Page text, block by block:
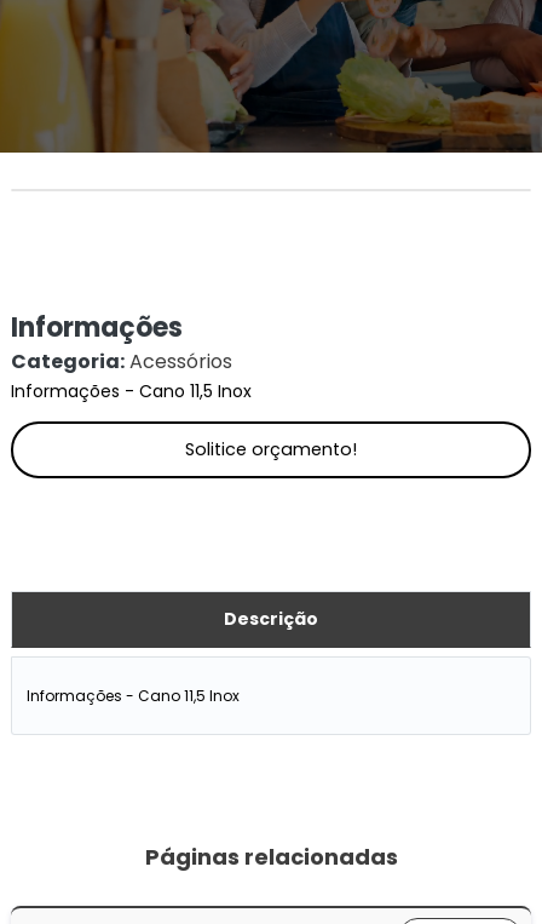
Informações
Categoria:Acessórios
Informações - Cano 11,5 Inox
Solitice orçamento!
Descrição
Informações - Cano 11,5 Inox
Páginas relacionadas